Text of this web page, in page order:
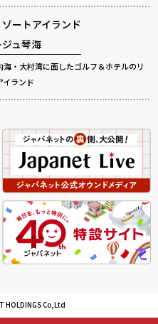
ートアイランド
ュ琴海
海・大村湾に面したゴルフ＆ホテルのリ
イランド
HOLDINGS Co,Ltd